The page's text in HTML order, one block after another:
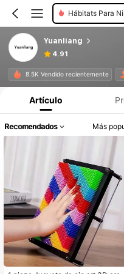
Hábitats Para
Yuanliang
4.91
8.5K Vendido recientemente
Artículo
Recomendados Más